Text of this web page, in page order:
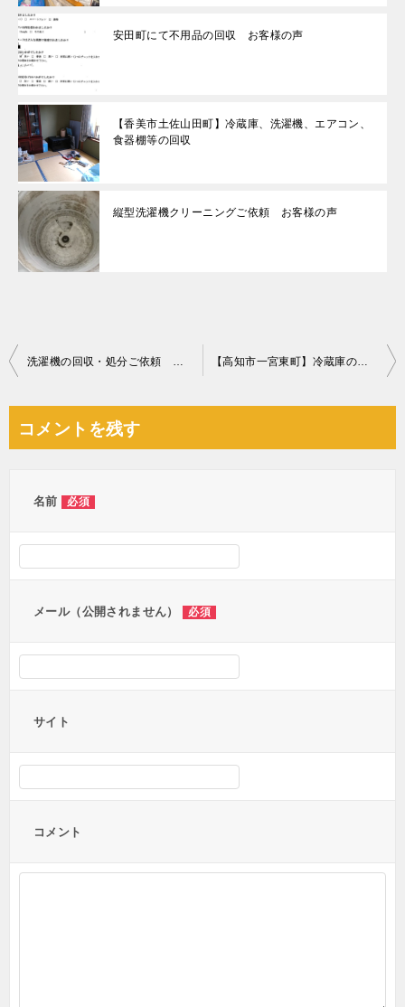
安田町にて不用品の回収 お客様の声
【香美市土佐山田町】冷蔵庫、洗濯機、エアコン、
食器棚等の回収
縦型洗濯機クリーニングご依頼 お客様の声
投
ビ
洗濯機の回収・処分ご依頼 お客様の声 【高知市一宮東町】冷蔵庫の回収・処分ご依頼 お客様の声
コメントを残す
名前 必須
メール（公開されません） 必須
サイト
コメント